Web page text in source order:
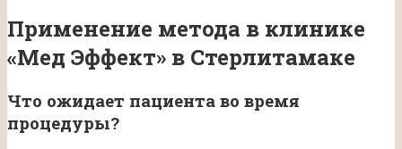
Применение метода в клинике
«Мед Эффект» в Стерлитамаке
Что ожидает пациента во время
процедуры?